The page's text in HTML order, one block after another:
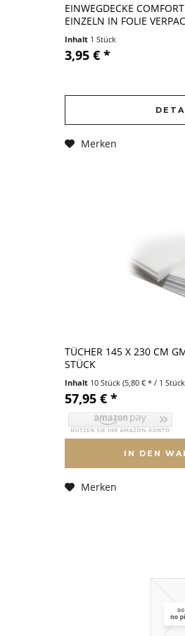
EINWEGDECKE
EINZELN IN FOLIE
Inhalt 1 Stück
3,95 € *
Merken
TÜCHER 145 X 230 CM
STÜCK
Inhalt 10 Stück(5,80 € * / 1
57,95 € *
IN DEN
Merken